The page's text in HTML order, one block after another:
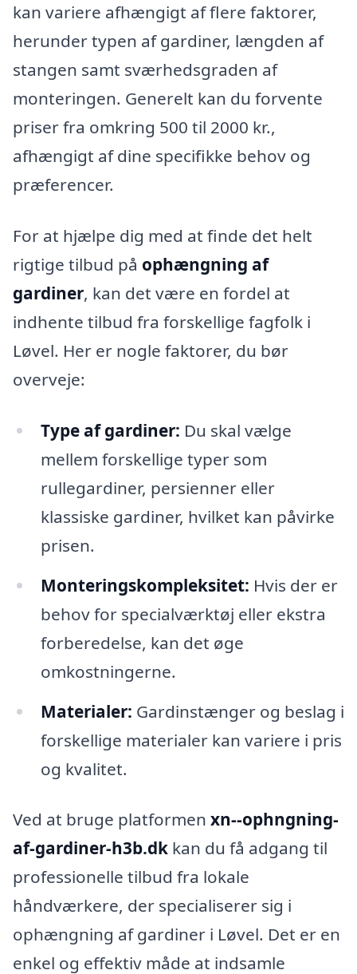
kan variere afhængigt af flere faktorer,
herunder typen af gardiner, længden af
stangen samt sværhedsgraden af
monteringen. Generelt kan du forvente
priser fra omkring 500 til 2000 kr.,
afhængigt af dine specifikke behov og
præferencer.
For at hjælpe dig med at finde det helt
rigtige tilbud på ophængning af
gardiner, kan det være en fordel at
indhente tilbud fra forskellige fagfolk i
Løvel. Her er nogle faktorer, du bør
overveje:
Type af gardiner: Du skal vælge
mellem forskellige typer som
rullegardiner, persienner eller
klassiske gardiner, hvilket kan påvirke
prisen.
Monteringskompleksitet: Hvis der er
behov for specialværktøj eller ekstra
forberedelse, kan det øge
omkostningerne.
Materialer: Gardinstænger og beslag i
forskellige materialer kan variere i pris
og kvalitet.
Ved at bruge platformen xn--ophngning-
af-gardiner-h3b.dk kan du få adgang til
professionelle tilbud fra lokale
håndværkere, der specialiserer sig i
ophængning af gardiner i Løvel. Det er en
enkel og effektiv måde at indsamle